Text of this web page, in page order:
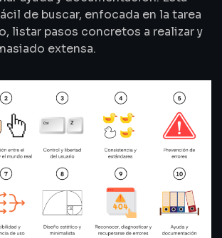
de buscar, enfocada en la tarea
listar pasos concretos a realizar y
extensa.